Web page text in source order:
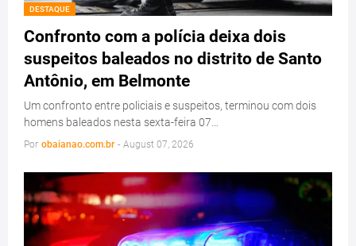
DESTAQUE
Confronto com a polícia deixa dois
suspeitos baleados no distrito de Santo
Antônio, em Belmonte
Um confronto entre policiais e suspeitos, terminou com dois
homens baleados nesta sexta-feira 07…
Por obaianao.com.br - August 07, 2026